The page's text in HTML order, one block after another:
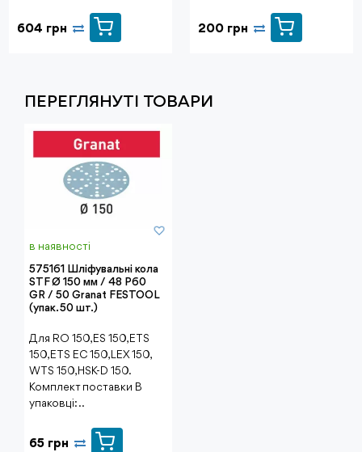
604 грн 200 грн
ПЕРЕГЛЯНУТI ТОВАРИ
в наявності
575161 Шліфувальні кола
STF Ø 150 мм / 48 P60
GR / 50 Granat FESTOOL
(упак. 50 шт.)
Для RO 150, ES 150, ETS
150, ETS EC 150, LEX 150,
WTS 150, HSK-D 150.
Комплект поставки В
упаковці: ..
65 грн